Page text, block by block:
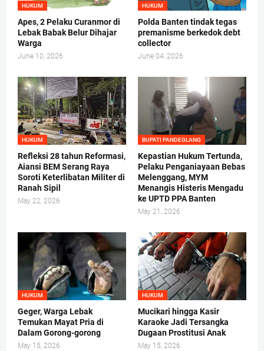
HUKUM
Apes, 2 Pelaku Curanmor di
Lebak Babak Belur Dihajar
Warga
June 10, 2026
HUKUM
Polda Banten tindak tegas
premanisme berkedok debt
collector
June 04, 2026
HUKUM
Refleksi 28 tahun Reformasi,
Aiansi BEM Serang Raya
Soroti Keterlibatan Militer di
Ranah Sipil
May 22, 2026
BUPATI PANDEGLANG
Kepastian Hukum Tertunda,
Pelaku Penganiayaan Bebas
Melenggang, MYM
Menangis Histeris Mengadu
ke UPTD PPA Banten
May 21, 2026
HUKUM
Geger, Warga Lebak
Temukan Mayat Pria di
Dalam Gorong-gorong
May 15, 2026
HUKUM
Mucikari hingga Kasir
Karaoke Jadi Tersangka
Dugaan Prostitusi Anak
May 15, 2026